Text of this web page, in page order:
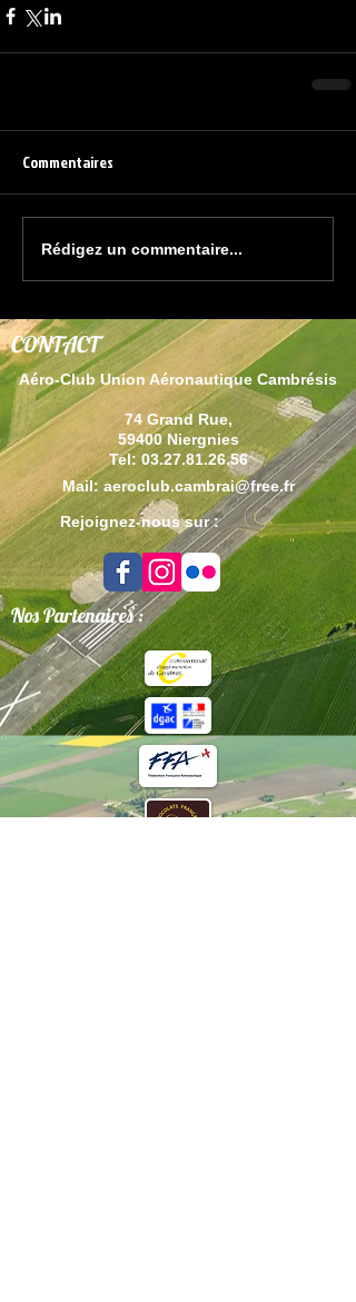
Commentaires
Rédigez un commentaire...
CONTACT
Aéro-Club Union Aéronautique Cambrésis
74 Grand Rue,
59400 Niergnies
Tel: 03.27.81.26.56
Mail: aeroclub.cambrai@free.fr
Rejoignez-nous sur :
Nos Partenaires :